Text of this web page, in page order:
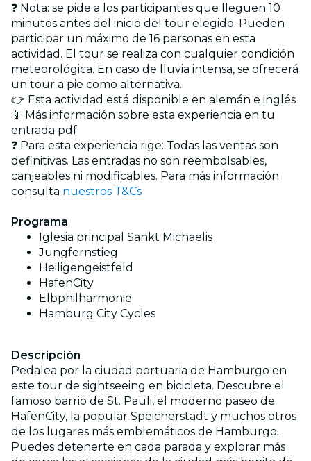
❓ Nota: se pide a los participantes que lleguen 10
minutos antes del inicio del tour elegido. Pueden
participar un máximo de 16 personas en esta
actividad. El tour se realiza con cualquier condición
meteorológica. En caso de lluvia intensa, se ofrecerá
un tour a pie como alternativa.
👉 Esta actividad está disponible en alemán e inglés
📱 Más información sobre esta experiencia en tu
entrada pdf
❓ Para esta experiencia rige: Todas las ventas son
definitivas. Las entradas no son reembolsables,
canjeables ni modificables. Para más información
consulta nuestros T&Cs
Programa
Iglesia principal Sankt Michaelis
Jungfernstieg
Heiligengeistfeld
HafenCity
Elbphilharmonie
Hamburg City Cycles
Descripción
Pedalea por la ciudad portuaria de Hamburgo en
este tour de sightseeing en bicicleta. Descubre el
famoso barrio de St. Pauli, el moderno paseo de
HafenCity, la popular Speicherstadt y muchos otros
de los lugares más emblemáticos de Hamburgo.
Puedes detenerte en cada parada y explorar más